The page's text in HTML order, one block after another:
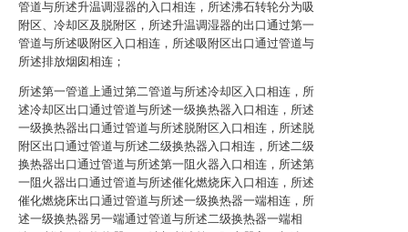
管道与所述升温调湿器的入口相连，所述沸石转轮分为吸
附区、冷却区及脱附区，所述升温调湿器的出口通过第一
管道与所述吸附区入口相连，所述吸附区出口通过管道与
所述排放烟囱相连；
所述第一管道上通过第二管道与所述冷却区入口相连，所
述冷却区出口通过管道与所述一级换热器入口相连，所述
一级换热器出口通过管道与所述脱附区入口相连，所述脱
附区出口通过管道与所述二级换热器入口相连，所述二级
换热器出口通过管道与所述第一阻火器入口相连，所述第
一阻火器出口通过管道与所述催化燃烧床入口相连，所述
催化燃烧床出口通过管道与所述一级换热器一端相连，所
述一级换热器另一端通过管道与所述二级换热器一端相